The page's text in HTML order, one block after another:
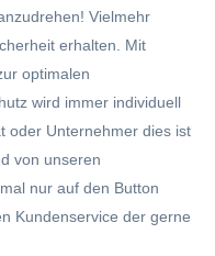
Vielmehr
erhalten. Mit
optimalen
wird immer individuell
oder Unternehmer dies ist
von unseren
nur auf den Button
Kundenservice der gerne